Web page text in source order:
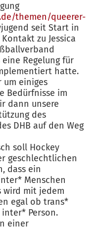
themen/queerer-
seit Start in
zu Jessica
Regelung für
hatte.
um einiges
Bedürfnisse im
dann unsere
des
DHB auf den Weg
soll Hockey
geschlechtlichen
dass ein
Menschen
wird mit jedem
egal ob trans*
Person.
einer